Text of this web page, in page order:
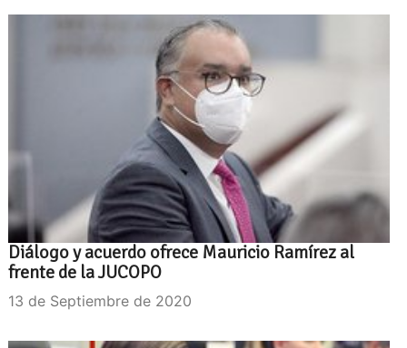
Diálogo y acuerdo ofrece Mauricio Ramírez al
frente de la JUCOPO
13 de Septiembre de 2020